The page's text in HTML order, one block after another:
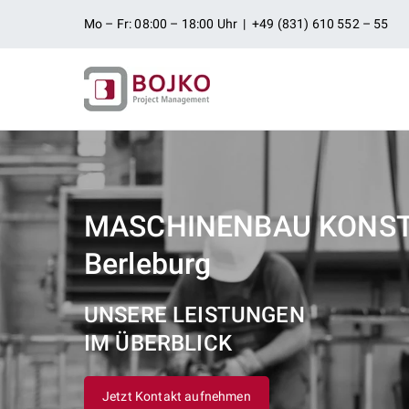
Mo – Fr: 08:00 – 18:00 Uhr | +49 (831) 610 552 – 55
MASCHINENBAU
Berleburg
UNSERE LEISTUNGEN
IM ÜBERBLICK
Jetzt Kontakt aufnehmen